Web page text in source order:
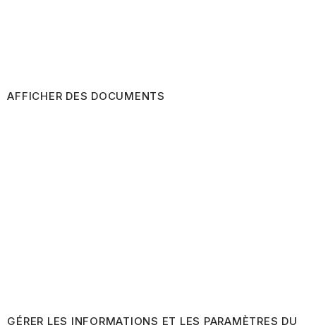
AFFICHER DES DOCUMENTS
GÉRER LES INFORMATIONS ET LES PARAMÈTRES DU